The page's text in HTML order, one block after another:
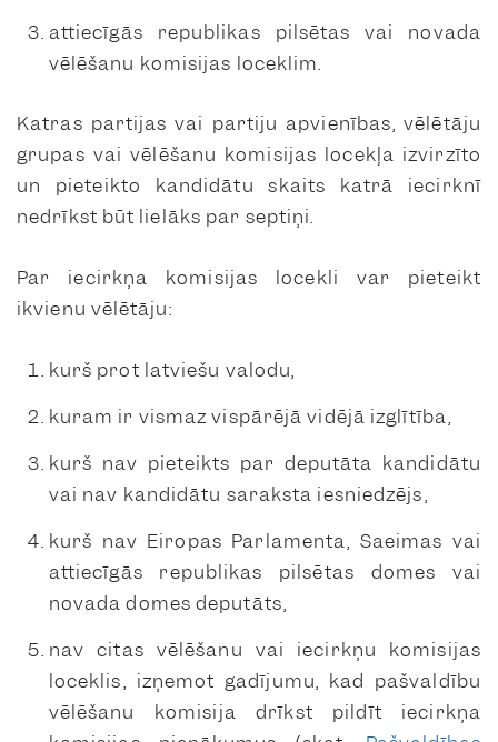
attiecīgās republikas pilsētas vai novada
vēlēšanu komisijas loceklim.
Katras partijas vai partiju apvienības, vēlētāju
grupas vai vēlēšanu komisijas locekļa izvirzīto
un pieteikto kandidātu skaits katrā iecirknī
nedrīkst būt lielāks par septiņi.
Par iecirkņa komisijas locekli var pieteikt
ikvienu vēlētāju:
kurš prot latviešu valodu,
kuram ir vismaz vispārējā vidējā izglītība,
kurš nav pieteikts par deputāta kandidātu
vai nav kandidātu saraksta iesniedzējs,
kurš nav Eiropas Parlamenta, Saeimas vai
attiecīgās republikas pilsētas domes vai
novada domes deputāts,
nav citas vēlēšanu vai iecirkņu komisijas
loceklis, izņemot gadījumu, kad pašvaldību
vēlēšanu komisija drīkst pildīt iecirkņa